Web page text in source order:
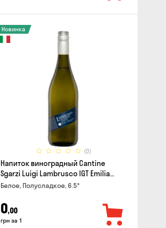
(0)
Новинка
Напиток виноградный Cantine
Sgarzi Luigi Lambrusco IGT Emilia
Bianca Frizziante 0.75л
Белое, Полусладкое, 6.5°
0,00
грн за 1